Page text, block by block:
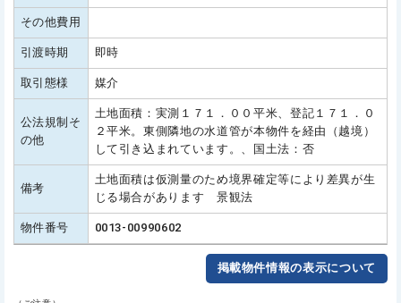
その他費用
引渡時期 即時
取引態様 媒介
公法規制そ
の他
土地面積：実測１７１．００平米、登記１７１．０
２平米。東側隣地の水道管が本物件を経由（越境）
して引き込まれています。、国土法：否
備考
土地面積は仮測量のため境界確定等により差異が生
じる場合があります 景観法
物件番号 0013-00990602
掲載物件情報の表示について